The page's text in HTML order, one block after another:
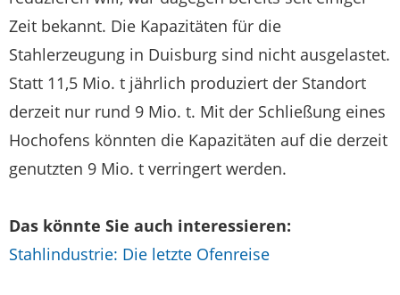
Zeit bekannt. Die Kapazitäten für die
Stahlerzeugung in Duisburg sind nicht ausgelastet.
Statt 11,5 Mio. t jährlich produziert der Standort
derzeit nur rund 9 Mio. t. Mit der Schließung eines
Hochofens könnten die Kapazitäten auf die derzeit
genutzten 9 Mio. t verringert werden.
Das könnte Sie auch interessieren:
Stahlindustrie: Die letzte Ofenreise